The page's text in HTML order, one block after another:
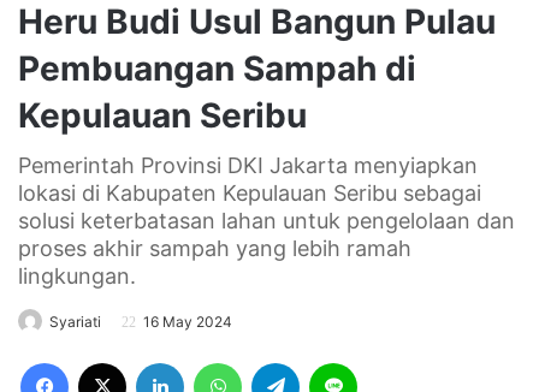
Heru Budi Usul Bangun Pulau
Pembuangan Sampah di
Kepulauan Seribu
Pemerintah Provinsi DKI Jakarta menyiapkan
lokasi di Kabupaten Kepulauan Seribu sebagai
solusi keterbatasan lahan untuk pengelolaan dan
proses akhir sampah yang lebih ramah
lingkungan.
Syariati 16 May 2024
Facebook LinkedIn WhatsAppTelegram